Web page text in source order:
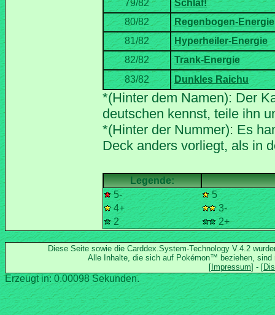
*(Hinter dem Namen): Der
*(Hinter der Nummer): Es
5-
5
4+
3-
2
2+
Diese Seite sowie die Carddex.System-Technology V.4.2
Alle Inhalte, die sich auf Pokémon™ beziehen, sind
Erzeugt in: 0.00098 Sekunden.